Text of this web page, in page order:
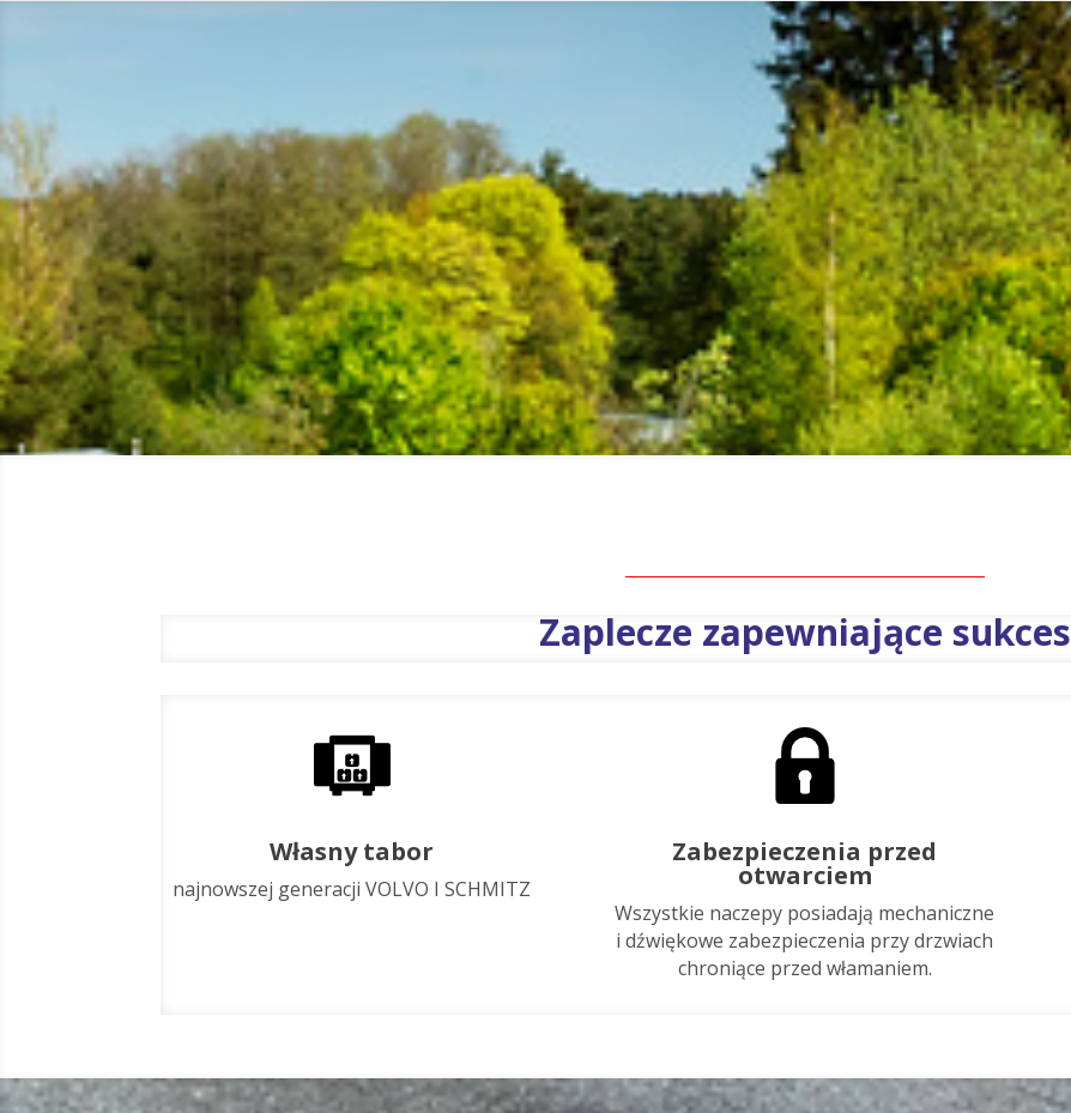
Zaplecze zapewniające sukces
Własny tabor
najnowszej generacji VOLVO I SCHMITZ
Zabezpieczenia przed
otwarciem
Wszystkie naczepy posiadają mechaniczne
i dźwiękowe zabezpieczenia przy drzwiach
chroniące przed włamaniem.